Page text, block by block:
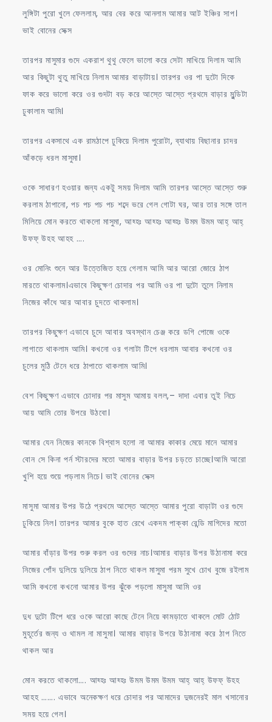
লুঙ্গিটা পুরো খুলে ফেললাম, আর বের করে আনলাম আমার আট ইঞ্চির সাপ।
ভাই বোনের সেক্স
তারপর মাসুমার গুদে একরাশ থুথু ফেলে ভালো করে সেটা মাখিয়ে দিলাম আমি
আর কিছুটা থুতু মাখিয়ে নিলাম আমার বাড়াটায়। তারপর ওর পা দুটো দিকে
ফাক করে ভালো করে ওর গুদটা বড় করে আস্তে আস্তে প্রথমে বাড়ার মুন্ডিটা
ঢুকালাম আমি।
তারপর একসাথে এক রামঠাপে ঢুকিয়ে দিলাম পুরোটা, ব্যাথায় বিছানার চাদর
আঁকড়ে ধরল মাসুমা।
ওকে সাধারণ হওয়ার জন্য একটু সময় দিলাম আমি তারপর আস্তে আস্তে শুরু
করলাম ঠাপানো, পচ পচ পচ পচ শব্দে ভরে গেল গোটা ঘর, আর তার সঙ্গে তাল
মিলিয়ে মোন করতে থাকলো মাসুমা, আহ্হঃ আহ্হঃ আহ্হঃ উমম উমম আহ্ আহ্
উফফ্ উহহ আহহ ….
ওর মোনিং শুনে আর উত্তেজিত হয়ে গেলাম আমি আর আরো জোরে ঠাপ
মারতে থাকলাম।এভাবে কিছুক্ষণ চোদার পর আমি ওর পা দুটো তুলে নিলাম
নিজের কাঁধে আর আবার চুদতে থাকলাম।
তারপর কিছুক্ষণ এভাবে চুদে আবার অবস্থান চেঞ্জ করে ডগি পোজে ওকে
লাগাতে থাকলাম আমি। কখনো ওর গলাটা টিপে ধরলাম আবার কখনো ওর
চুলের মুঠি টেনে ধরে ঠাপাতে থাকলাম আমি।
বেশ কিছুক্ষণ এভাবে চোদার পর মাসুম আমায় বলল,– দাদা এবার তুই নিচে
আয় আমি তোর উপরে উঠবো।
আমার যেন নিজের কানকে বিশ্বাস হলো না আমার কাকার মেয়ে মানে আমার
বোন সে কিনা পর্ন স্টারদের মতো আমার বাড়ার উপর চড়তে চাচ্ছে।আমি আরো
খুশি হয়ে শুয়ে পড়লাম নিচে। ভাই বোনের সেক্স
মাসুমা আমার উপর উঠে প্রথমে আস্তে আস্তে আমার পুরো বাড়াটা ওর গুদে
ঢুকিয়ে নিল। তারপর আমার বুকে হাত রেখে একদম পাক্কা রেন্ডি মাগিদের মতো
আমার বাঁড়ার উপর শুরু করল ওর গুদের নাচ।আমার বাড়ার উপর উঠানামা করে
নিজের পোঁদ দুলিয়ে দুলিয়ে ঠাপ নিতে থাকল মাসুমা পরম সুখে চোখ বুজে রইলাম
আমি কখনো কখনো আমার উপর ঝুঁকে পড়লো মাসুমা আমি ওর
দুধ দুটো টিপে ধরে ওকে আরো কাছে টেনে নিয়ে কামড়াতে থাকলে মোট ঠোট
মুহূর্তের জন্য ও থামল না মাসুমা। আমার বাড়ার উপরে উঠানামা করে ঠাপ নিতে
থাকল আর
মোন করতে থাকলো…. আহ্হঃ আহ্হঃ উমম উমম উমম আহ্ আহ্ উফফ্ উহহ
আহহ ……. এভাবে অনেকক্ষণ ধরে চোদার পর আমাদের দুজনেরই মাল খসানোর
সময় হয়ে গেল।